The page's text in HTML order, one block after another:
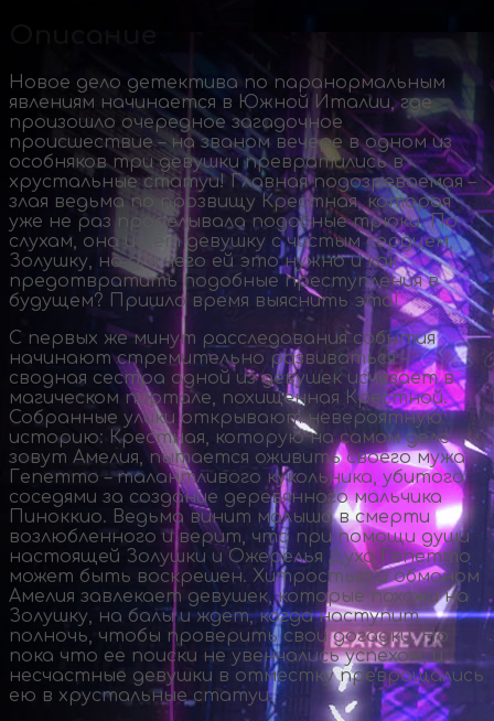
Новое дело детектива по паранормальным
явлениям начинается в Южной Италии, где
произошло очередное загадочное
происшествие – на званом вечере в одном из
особняков три девушки превратились в
хрустальные статуи! Главная подозреваемая –
злая ведьма по прозвищу Крестная, которая
уже не раз проделывала подобные трюки. По
слухам, она ищет девушку с чистым сердцем,
Золушку, но для чего ей это нужно и как
предотвратить подобные преступления в
будущем? Пришло время выяснить это!
С первых же минут расследования события
начинают стремительно развиваться –
сводная сестра одной из девушек исчезает в
магическом портале, похищенная Крестной.
Собранные улики открывают невероятную
историю: Крестная, которую на самом деле
зовут Амелия, пытается оживить своего мужа
Гепетто – талантливого кукольника, убитого
соседями за создание деревянного мальчика
Пиноккио. Ведьма винит малыша в смерти
возлюбленного и верит, что при помощи души
настоящей Золушки и Ожерелья Духа Гепетто
может быть воскрешен. Хитростью и обманом
Амелия завлекает девушек, которые похожи на
Золушку, на балы и ждет, когда наступит
полночь, чтобы проверить свои догадки. Но
пока что ее поиски не увенчались успехом, и
несчастные девушки в отместку превращались
ею в хрустальные статуи.